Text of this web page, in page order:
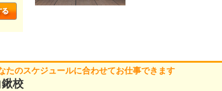
のスケジュールに合わせてお仕事できます
校